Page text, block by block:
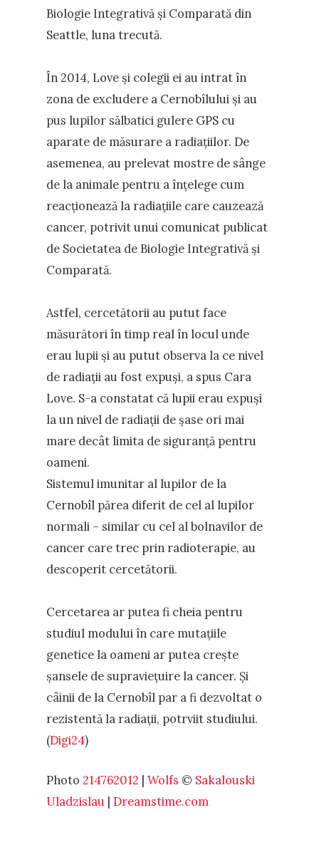
Biologie Integrativă și Comparată din
Seattle, luna trecută.
În 2014, Love și colegii ei au intrat în
zona de excludere a Cernobîlului și au
pus lupilor sălbatici gulere GPS cu
aparate de măsurare a radiațiilor. De
asemenea, au prelevat mostre de sânge
de la animale pentru a înțelege cum
reacționează la radiațiile care cauzează
cancer, potrivit unui comunicat publicat
de Societatea de Biologie Integrativă și
Comparată.
Astfel, cercetătorii au putut face
măsurători în timp real în locul unde
erau lupii și au putut observa la ce nivel
de radiații au fost expuși, a spus Cara
Love. S-a constatat că lupii erau expuși
la un nivel de radiații de șase ori mai
mare decât limita de siguranță pentru
oameni.
Sistemul imunitar al lupilor de la
Cernobîl părea diferit de cel al lupilor
normali – similar cu cel al bolnavilor de
cancer care trec prin radioterapie, au
descoperit cercetătorii.
Cercetarea ar putea fi cheia pentru
studiul modului în care mutațiile
genetice la oameni ar putea crește
șansele de supraviețuire la cancer. Și
câinii de la Cernobîl par a fi dezvoltat o
rezistentă la radiații, potrviit studiului.
(Digi24)
Photo 214762012 | Wolfs © Sakalouski
Uladzislau | Dreamstime.com